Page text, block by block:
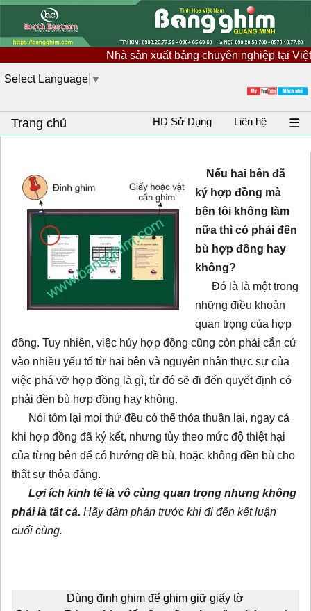
Nhà sản xuất bảng chuyên nghiệp tại Việt
Select Language ▼
☰
Liên hệ
HD Sử Dụng
Trang chủ
Nếu hai bên đã
ký hợp đồng mà
bên tôi không làm
nữa thì có phải đền
bù hợp đồng hay
không?
Đó là là một trong
những điều khoản
quan trọng của hợp
đồng. Tuy nhiên, việc hủy hợp đồng cũng còn phải cắn cứ
vào nhiều yếu tố từ hai bên và nguyên nhân thực sự của
việc phá vỡ hợp đồng là gì, từ đó sẽ đi đến quyết định có
phải đền bù hợp đồng hay không.
Nói tóm lại mọi thứ đều có thể thỏa thuận lại, ngay cả
khi hợp đồng đã ký kết, nhưng tùy theo mức độ thiệt hại
của từng bên để có hướng đề bù, hoặc không đền bù cho
thật sự thỏa đáng.
Lợi ích kinh tế là vô cùng quan trọng nhưng không
phải là tất cả. Hãy đàm phán trước khi đi đến kết luận
cuối cùng.
Dùng đinh ghim để ghim giữ giấy tờ